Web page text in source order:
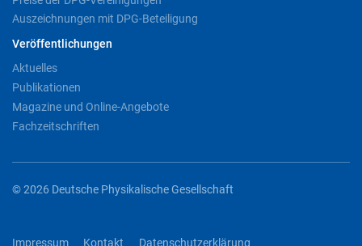
Auszeichnungen mit DPG-Beteiligung
Veröffentlichungen
Aktuelles
Publikationen
Magazine und Online-Angebote
Fachzeitschriften
© 2026 Deutsche Physikalische Gesellschaft
Impressum Kontakt Datenschutzerklärung